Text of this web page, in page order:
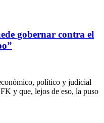
gobernar contra el
político y judicial
y que, lejos de eso, la puso